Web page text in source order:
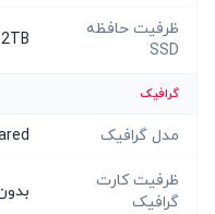
ظرفیت حافظه
SSD
2TB
گرافیک
مدل گرافیک
ظرفیت کارت
گرافیک